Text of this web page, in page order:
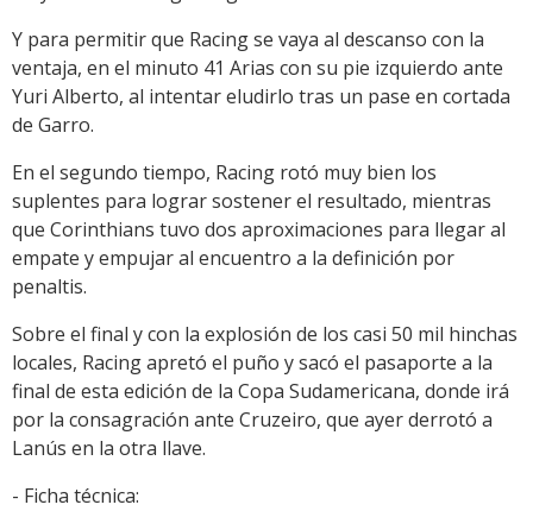
Y para permitir que Racing se vaya al descanso con la
ventaja, en el minuto 41 Arias con su pie izquierdo ante
Yuri Alberto, al intentar eludirlo tras un pase en cortada
de Garro.
En el segundo tiempo, Racing rotó muy bien los
suplentes para lograr sostener el resultado, mientras
que Corinthians tuvo dos aproximaciones para llegar al
empate y empujar al encuentro a la definición por
penaltis.
Sobre el final y con la explosión de los casi 50 mil hinchas
locales, Racing apretó el puño y sacó el pasaporte a la
final de esta edición de la Copa Sudamericana, donde irá
por la consagración ante Cruzeiro, que ayer derrotó a
Lanús en la otra llave.
- Ficha técnica: